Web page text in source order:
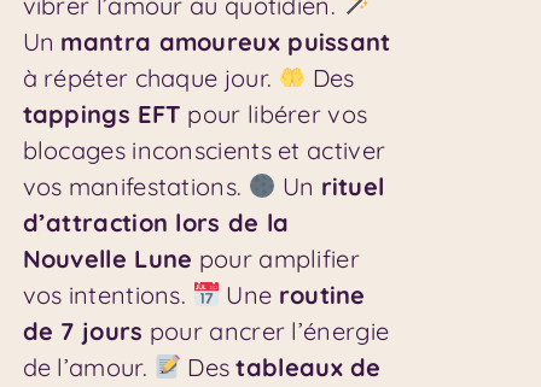
Un mantra amoureux puissant
à répéter chaque jour.
Des
tappings EFT pour libérer vos
blocages inconscients et activer
vos manifestations.
Un rituel
d’attraction lors de la
Nouvelle Lune pour amplifier
vos intentions.
Une routine
de 7 jours pour ancrer l’énergie
de l’amour.
Destableaux de